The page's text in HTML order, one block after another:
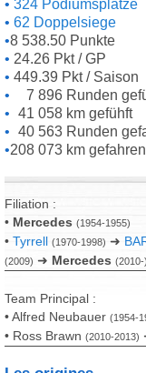
324 Podiumsplätze
62 Doppelsiege
8 538.50 Punkte
24.26 Pkt / GP
449.39 Pkt / Saison
7 896 Runden
41 058 km gefühft
40 563 Runden
208 073 km gefahren
Filiation :
• Mercedes (1954-1955)
• Tyrrell (1970-1998) ➜
(2009) ➜ Mercedes (2010-)
Team Principal :
• Alfred Neubauer (1954-
• Ross Brawn (2010-2013)